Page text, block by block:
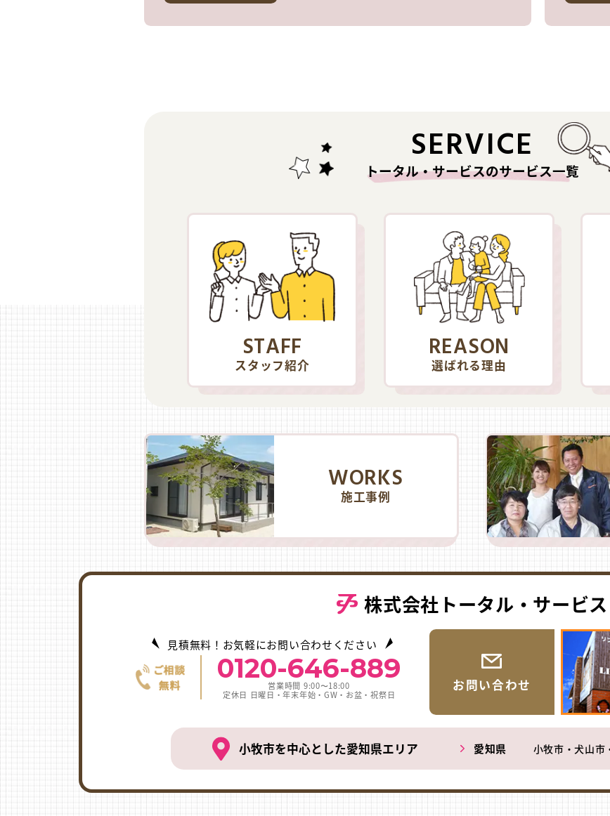
SERVICE
トータル・サービスのサービス一覧
STAFF
スタッフ紹介
REASON
選ばれる理由
WORKS
施工事例
株式会社トータル・サービス
見積無料！お気軽にお問い合わせください
0120-646-889
営業時間 9:00〜18:00
定休日 日曜日・年末年始・GW・お盆・祝祭日
お問い合わせ
小牧市を中心とした愛知県エリア 愛知県 小牧市・犬山市